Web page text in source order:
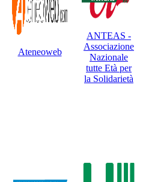
Ateneoweb
ANTEAS -
Associazione
Nazionale
tutte Età per
la Solidarietà